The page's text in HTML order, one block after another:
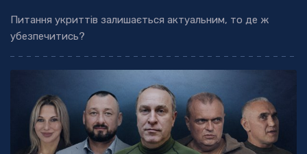
Питання укриттів залишається актуальним, то де ж
убезпечитись?